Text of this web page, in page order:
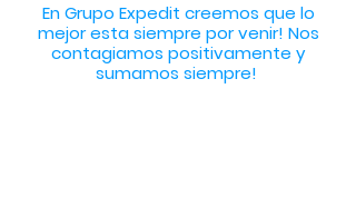
En Grupo Expedit creemos que lo
mejor esta siempre por venir! Nos
contagiamos positivamente y
sumamos siempre!